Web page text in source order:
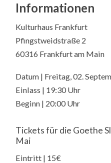
Informationen
Kulturhaus Frankfurt
Pfingstweidstraße 2
60316 Frankfurt am Main
Datum | Freitag, 02.
Einlass | 19:30 Uhr
Beginn | 20:00 Uhr
Tickets für die Goethe
Mai
Eintritt | 15€